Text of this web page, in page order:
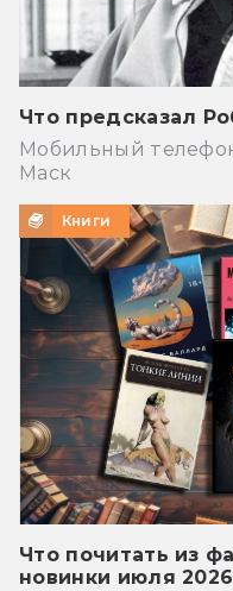
Что предсказал
Мобильный
Маск
Книги
Что почитать из
новинки июля